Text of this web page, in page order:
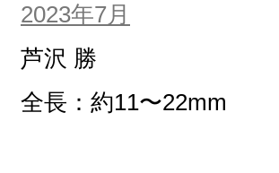
2023年7月
芦沢 勝
全長：約11〜22mm